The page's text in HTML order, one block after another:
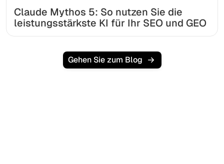
Claude Mythos 5: So nutzen Sie die
leistungsstärkste KI für Ihr SEO und GEO
Gehen Sie zum Blog